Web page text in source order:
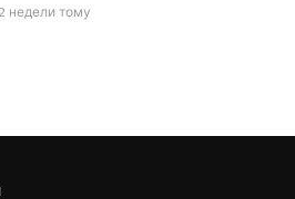
недели тому